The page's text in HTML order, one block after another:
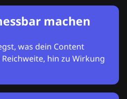
machen
was dein Content
hin zu Wirkung